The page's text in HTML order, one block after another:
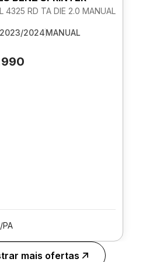
4325 RD TA DIE 2.0 MANUAL
2023/2024MANUAL
PA
mais ofertas